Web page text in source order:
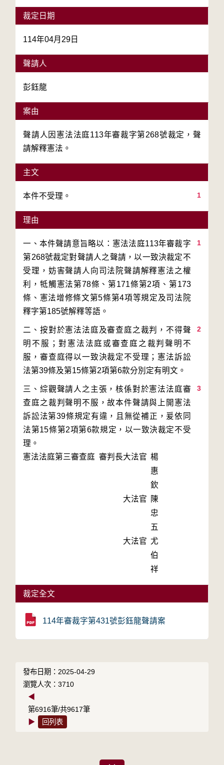
裁定日期
114年04月29日
聲請人
彭鈺龍
案由
聲請人因憲法法庭113年審裁字第268號裁定，聲
請解釋憲法。
主文
1
本件不受理。
理由
1
一、本件聲請意旨略以：憲法法庭113年審裁字
第268號裁定對聲請人之聲請，以一致決裁定不
受理，妨害聲請人向司法院聲請解釋憲法之權
利，牴觸憲法第78條、第171條第2項、第173
條、憲法增修條文第5條第4項等規定及司法院
2
二、按對於憲法法庭及審查庭之裁判，不得聲
明不服；對憲法法庭或審查庭之裁判聲明不
服，審查庭得以一致決裁定不受理；憲法訴訟
3
三、綜觀聲請人之主張，核係對於憲法法庭審
查庭之裁判聲明不服，故本件聲請與上開憲法
訴訟法第39條規定有違，且無從補正，爰依同
法第15條第2項第6款規定，以一致決裁定不受
理。
憲法法庭第三審查庭 審判長大法官 楊
惠
欽
大法官
陳
忠
五
大法官 尤
伯
祥
裁定全文
114年審裁字第431號彭鈺龍聲請案
發布日期：2025-04-29
瀏覽人次：3710
◀
第6916筆/共9617筆
▶
回列表